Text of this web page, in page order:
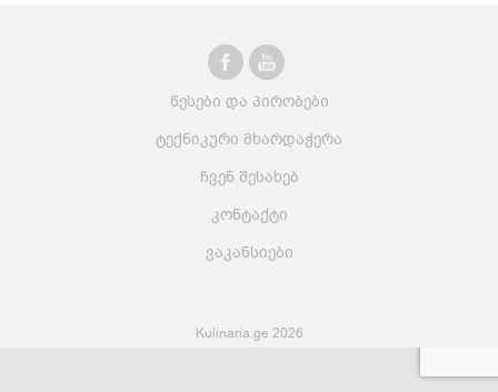
ჩვენ შესახებ
კონტაქტი
ვაკანსიები
წესები და პირობები
ტექნიკური მხარდაჭერა
Kulinaria.ge 2026